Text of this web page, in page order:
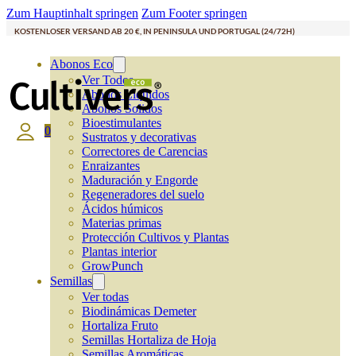
Zum Hauptinhalt springen Zum Footer springen
KOSTENLOSER VERSAND AB 20 €, IN PENINSULA UND PORTUGAL (24/72H)
Abonos Eco
Ver Todos
Abonos Líquidos
Abonos Solidos
Bioestimulantes
Sustratos y decorativas
Correctores de Carencias
Enraizantes
Maduración y Engorde
Regeneradores del suelo
Ácidos húmicos
Materias primas
Protección Cultivos y Plantas
Plantas interior
GrowPunch
Semillas
Ver todas
Biodinámicas Demeter
Hortaliza Fruto
Semillas Hortaliza de Hoja
0